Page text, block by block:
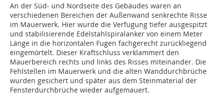
An der Süd- und Nordseite des Gebäudes waren an
verschiedenen Bereichen der Außenwand senkrechte Risse
im Mauerwerk. Hier wurde die Verfugung tiefer ausgespitzt
und stabilisierende Edelstahlspiralanker von einem Meter
Länge in die horizontalen Fugen fachgerecht zurückliegend
eingemörtelt. Dieser Kraftschluss verklammert den
Mauerbereich rechts und links des Risses miteinander. Die
Fehlstellen im Mauerwerk und die alten Wanddurchbrüche
wurden ­gesichert und später aus dem Steinmaterial der
Fensterdurchbrüche wieder aufgemauert.